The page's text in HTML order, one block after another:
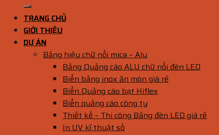
TRANG CHỦ
GIỚI THIỆU
DỰ ÁN
Bảng hiệu chữ nổi mica – Alu
Bảng Quảng cáo ALU chữ nổi đèn LED
Biển bảng inox ăn mòn giá rẻ
Biển Quảng cáo bạt Hiflex
Biển quảng cáo công ty
Thiết kế – Thi công Bảng đèn LED giá rẻ
In UV kĩ thuật số